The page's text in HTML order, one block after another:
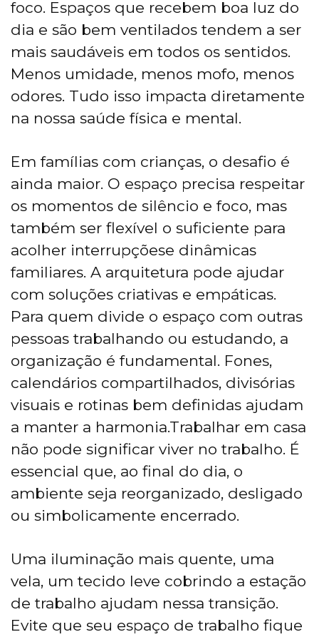
foco. Espaços que recebem boa luz do
dia e são bem ventilados tendem a ser
mais saudáveis em todos os sentidos.
Menos umidade, menos mofo, menos
odores. Tudo isso impacta diretamente
na nossa saúde física e mental.
Em famílias com crianças, o desafio é
ainda maior. O espaço precisa respeitar
os momentos de silêncio e foco, mas
também ser flexível o suficiente para
acolher interrupçõese dinâmicas
familiares. A arquitetura pode ajudar
com soluções criativas e empáticas.
Para quem divide o espaço com outras
pessoas trabalhando ou estudando, a
organização é fundamental. Fones,
calendários compartilhados, divisórias
visuais e rotinas bem definidas ajudam
a manter a harmonia.Trabalhar em casa
não pode significar viver no trabalho. É
essencial que, ao final do dia, o
ambiente seja reorganizado, desligado
ou simbolicamente encerrado.
Uma iluminação mais quente, uma
vela, um tecido leve cobrindo a estação
de trabalho ajudam nessa transição.
Evite que seu espaço de trabalho fique